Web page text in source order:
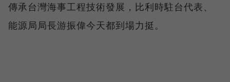
傳承台灣海事工程技術發展，比利時駐台代表、
能源局局長游振偉今天都到場力挺。